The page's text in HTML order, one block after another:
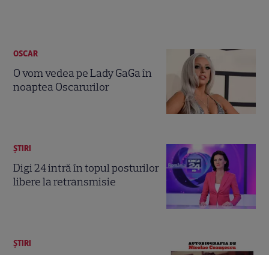
OSCAR
O vom vedea pe Lady GaGa în
noaptea Oscarurilor
ȘTIRI
Digi 24 intră în topul posturilor
libere la retransmisie
ȘTIRI